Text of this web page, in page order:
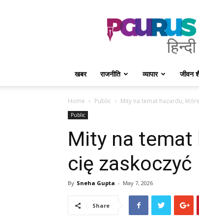
PGurus
Hindi
खबर राजनीति व्यापार जीवन
Home Public Mity na temat hazardu,
Public
Mity na temat
cię zaskoczyć
By Sneha Gupta - May 7, 2026
Share